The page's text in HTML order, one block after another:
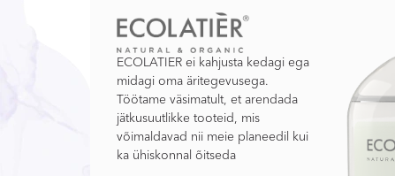
ECOLATIER ei kahjusta kedagi ega
midagi oma äritegevusega.
Töötame väsimatult, et arendada
jätkusuutlikke tooteid, mis
võimaldavad nii meie planeedil kui
ka ühiskonnal õitseda